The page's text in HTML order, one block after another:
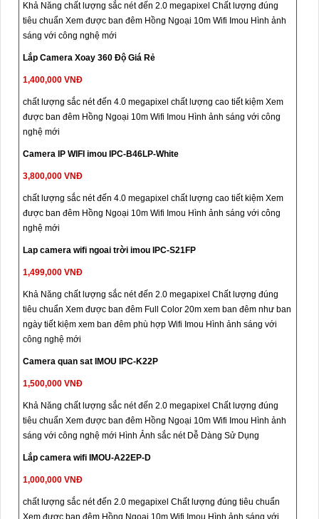
Khả Năng chất lượng sắc nét đến 2.0 megapixel Chất lượng đúng
tiêu chuẩn Xem được ban đêm Hồng Ngoại 10m Wifi Imou Hình ảnh
sáng với công nghệ mới
Lắp Camera Xoay 360 Độ Giá Rẻ
1,400,000 VNĐ
chất lượng sắc nét đến 4.0 megapixel chất lượng cao tiết kiệm Xem
được ban đêm Hồng Ngoại 10m Wifi Imou Hình ảnh sáng với công
nghệ mới
Camera IP WIFI imou IPC-B46LP-White
3,800,000 VNĐ
chất lượng sắc nét đến 4.0 megapixel chất lượng cao tiết kiệm Xem
được ban đêm Hồng Ngoại 10m Wifi Imou Hình ảnh sáng với công
nghệ mới
Lap camera wifi ngoai trời imou IPC-S21FP
1,499,000 VNĐ
Khả Năng chất lượng sắc nét đến 2.0 megapixel Chất lượng đúng
tiêu chuẩn Xem được ban đêm Full Color 20m xem ban đêm như ban
ngày tiết kiệm xem ban đêm phù hợp Wifi Imou Hình ảnh sáng với
công nghệ mới
Camera quan sat IMOU IPC-K22P
1,500,000 VNĐ
Khả Năng chất lượng sắc nét đến 2.0 megapixel Chất lượng đúng
tiêu chuẩn Xem được ban đêm Hồng Ngoại 10m Wifi Imou Hình ảnh
sáng với công nghệ mới Hình Ảnh sắc nét Dễ Dàng Sử Dụng
Lắp camera wifi IMOU-A22EP-D
1,000,000 VNĐ
chất lượng sắc nét đến 2.0 megapixel Chất lượng đúng tiêu chuẩn